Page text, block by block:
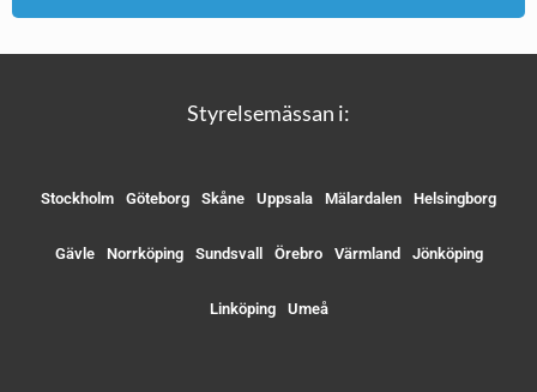
Styrelsemässan i:
Stockholm Göteborg Skåne Uppsala Mälardalen Helsingborg
Gävle Norrköping Sundsvall Örebro Värmland Jönköping
Linköping Umeå